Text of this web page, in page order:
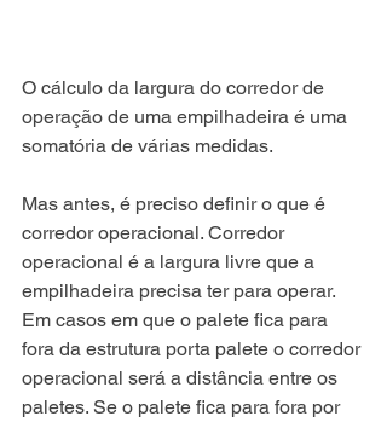
O cálculo da largura do corredor de
operação de uma empilhadeira é uma
somatória de várias medidas.
Mas antes, é preciso definir o que é
corredor operacional. Corredor
operacional é a largura livre que a
empilhadeira precisa ter para operar.
Em casos em que o palete fica para
fora da estrutura porta palete o corredor
operacional será a distância entre os
paletes. Se o palete fica para fora por